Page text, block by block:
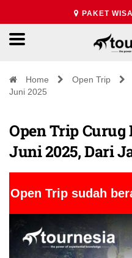
PAKET
Home Open Trip
Juni 2025
Open Trip Curug
Juni 2025, Dari
Open Trip sudah